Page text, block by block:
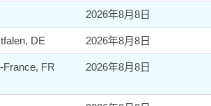
2026年8月8日
DE 2026年8月8日
France, FR 2026年8月8日